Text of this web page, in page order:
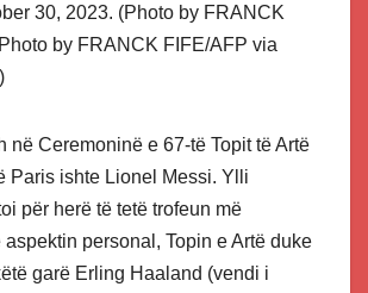
30, 2023. (Photo by FRANCK
by FRANCK FIFE/AFP via
në Ceremoninë e 67-të Topit të Artë
Paris ishte Lionel Messi. Ylli
për herë të tetë trofeun më
personal, Topin e Artë duke
garë Erling Haaland (vendi i